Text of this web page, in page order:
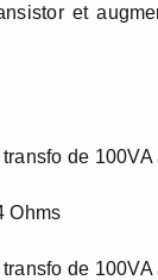
et
de 100VA
Ohms
de 100VA